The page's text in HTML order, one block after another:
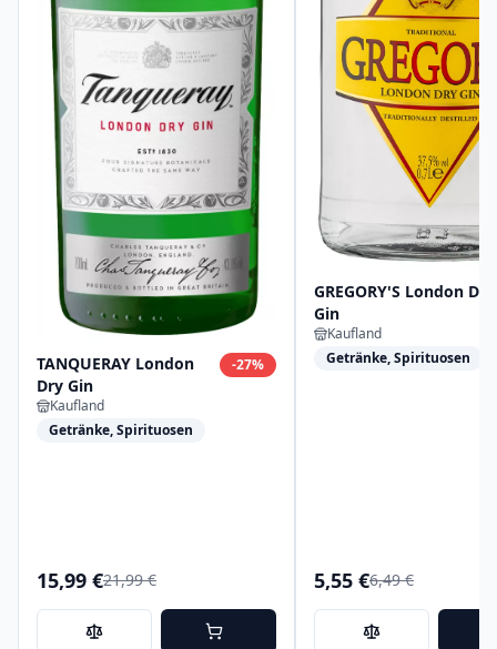
TANQUERAY London
Dry Gin
-27%
Kaufland
Getränke, Spirituosen
15,99 €21,99 €
GREGORY'S London Dry
Gin
Kaufland
Getränke, Spirituosen
5,55 €6,49 €